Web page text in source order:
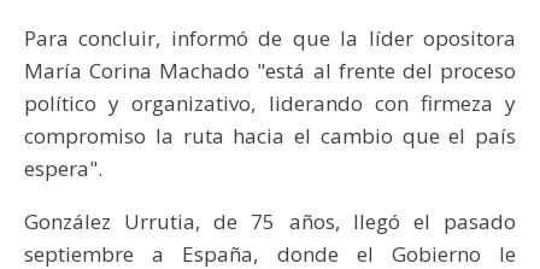
Para concluir, informó de que la líder opositora
María Corina Machado "está al frente del proceso
político y organizativo, liderando con firmeza y
compromiso la ruta hacia el cambio que el país
espera".
González Urrutia, de 75 años, llegó el pasado
septiembre a España, donde el Gobierno le